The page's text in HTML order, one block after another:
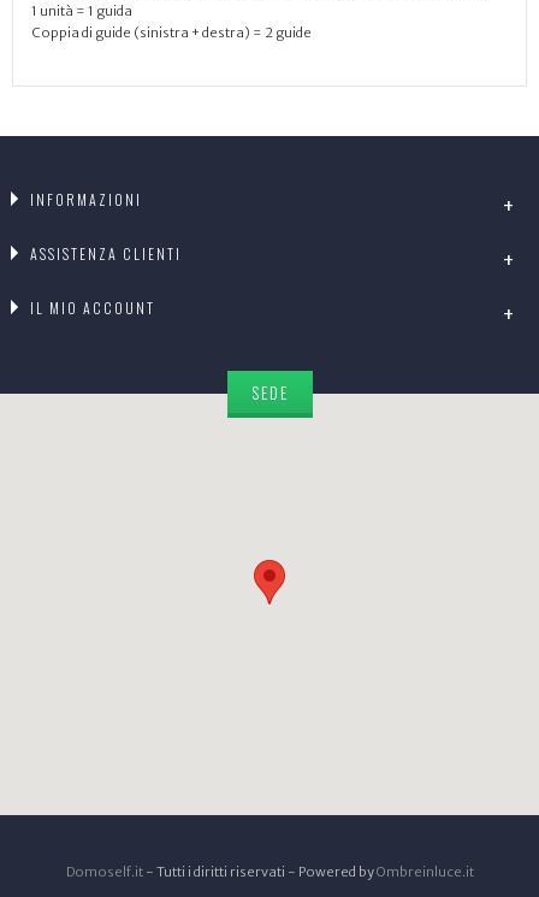
1 unità = 1 guida
Coppia di guide (sinistra + destra) = 2 guide
INFORMAZIONI
ASSISTENZA CLIENTI
IL MIO ACCOUNT
SEDE
Domoself.it- Tutti i diritti riservati - Powered byOmbreinluce.it